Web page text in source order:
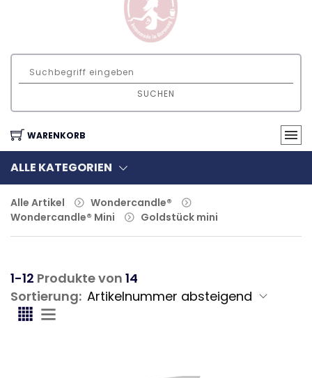
SUCHEN
WARENKORB
ALLE KATEGORIEN
Alle Artikel
Wondercandle®
Wondercandle® Mini
Goldstück mini
1-12 Produkte von 14
Sortierung: